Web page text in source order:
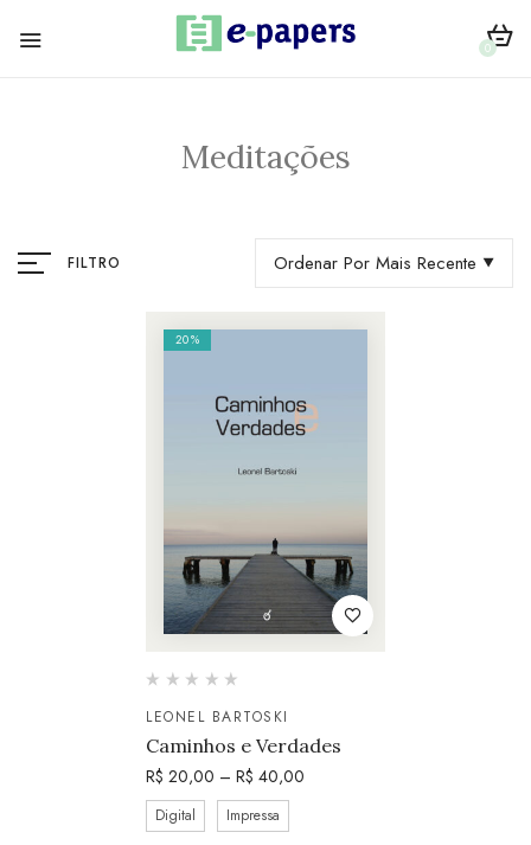
0
Meditações
FILTRO Ordenar Por Mais Recente
20%
LEONEL BARTOSKI
Caminhos e Verdades
R$ 20,00 – R$ 40,00
Digital Impressa